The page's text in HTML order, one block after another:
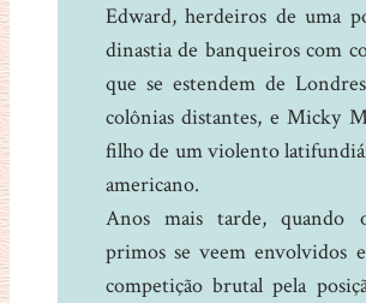
Edward, herdeiros de uma
dinastia de banqueiros com
que se estendem de
colônias distantes, e Micky
filho de um violento
americano.
Anos mais tarde, quando
primos se veem envolvidos
competição brutal pela